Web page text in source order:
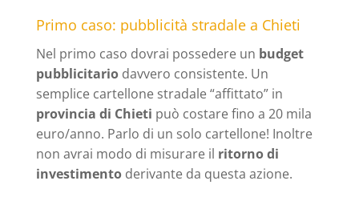
Primo caso: pubblicità stradale a Chieti
Nel primo caso dovrai possedere un budget
pubblicitariodavvero consistente. Un
semplice cartellone stradale “affittato” in
provincia di Chieti può costare fino a 20 mila
euro/anno. Parlo di un solo cartellone! Inoltre
non avrai modo di misurare il ritorno di
investimentoderivante da questa azione.